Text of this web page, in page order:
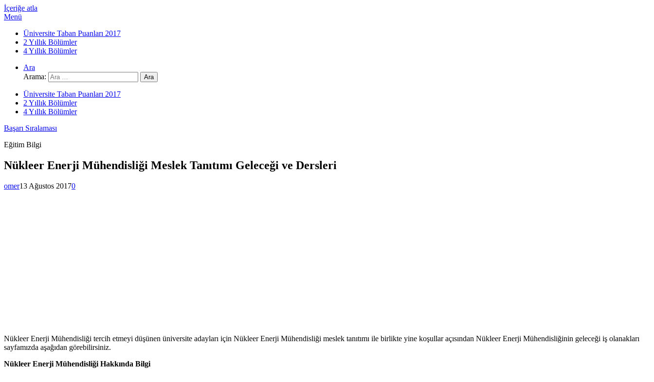
İçeriğe atla
Menü
Üniversite Taban Puanları 2017
2 Yıllık Bölümler
4 Yıllık Bölümler
Ara
Arama:
Üniversite Taban Puanları 2017
2 Yıllık Bölümler
4 Yıllık Bölümler
Başarı Sıralaması
Eğitim Bilgi
Nükleer Enerji Mühendisliği Meslek Tanıtımı Geleceği ve Dersleri
omer13 Ağustos 20170
Nükleer Enerji Mühendisliği tercih etmeyi düşünen üniversite adayları için Nükleer Enerji Mühendisliği meslek tanıtımı ile birlikte yine koşullar açısından Nükleer Enerji Mühendisliğinin geleceği iş olanakları
sayfamızda aşağıdan görebilirsiniz.
Nükleer Enerji Mühendisliği Hakkında Bilgi